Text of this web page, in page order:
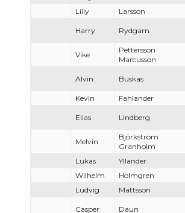
Lilly
Larsson
Harry Rydgarn
Vike
Pettersson
Marcusson
Alvin Buskas
Kevin
Fahlander
Elias Lindberg
Melvin
Björkström
Granholm
Lukas Yllander
Wilhelm
Holmgren
Ludvig
Mattsson
Casper Daun